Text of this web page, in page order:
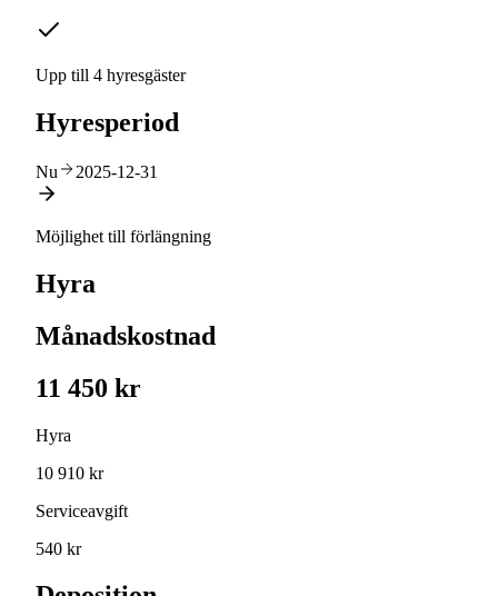
Upp till 4 hyresgäster
Hyresperiod
Nu 2025-12-31
Möjlighet till förlängning
Hyra
Månadskostnad
11 450 kr
Hyra
10 910 kr
Serviceavgift
540 kr